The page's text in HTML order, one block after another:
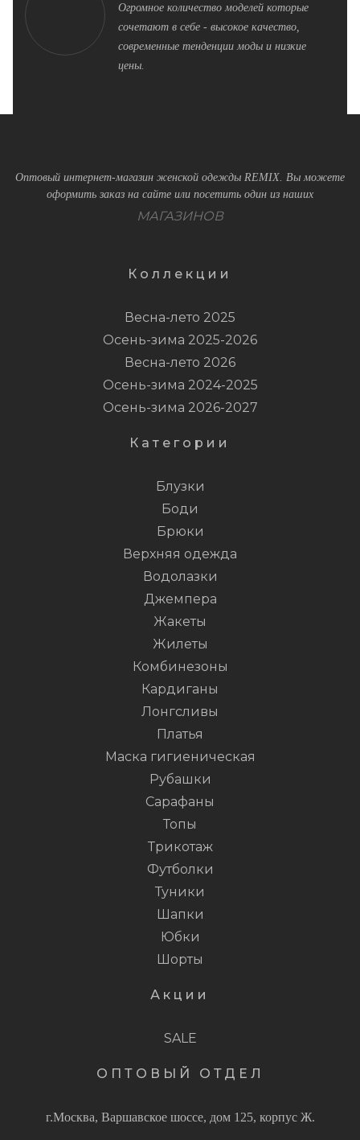
Огромное количество моделей которые
сочетают в себе - высокое качество,
современные тенденции моды и низкие
цены.
Оптовый интернет-магазин женской одежды REMIX. Вы можете
оформить заказ на сайте или посетить один из наших
МАГАЗИНОВ
Коллекции
Весна-лето 2025
Осень-зима 2025-2026
Весна-лето 2026
Осень-зима 2024-2025
Осень-зима 2026-2027
Категории
Блузки
Боди
Брюки
Верхняя одежда
Водолазки
Джемпера
Жакеты
Жилеты
Комбинезоны
Кардиганы
Лонгсливы
Платья
Маска гигиеническая
Рубашки
Сарафаны
Топы
Трикотаж
Футболки
Туники
Шапки
Юбки
Шорты
Акции
SALE
ОПТОВЫЙ ОТДЕЛ
г.Москва, Варшавское шоссе, дом 125, корпус Ж.